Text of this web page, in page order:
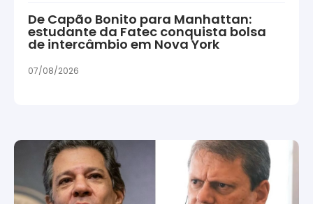
De Capão Bonito para Manhattan:
estudante da Fatec conquista bolsa
de intercâmbio em Nova York
07/08/2026